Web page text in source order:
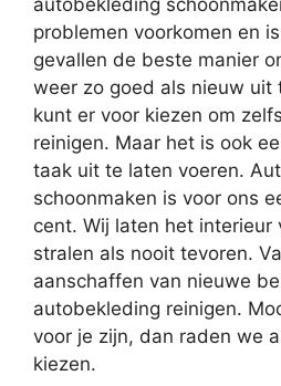
autobekleding
problemen voorkomen en
gevallen de beste manier
weer zo goed als nieuw uit
kunt er voor kiezen om
reinigen. Maar het is ook
taak uit te laten voeren.
schoonmaken is voor ons
cent. Wij laten het interieur
stralen als nooit tevoren.
aanschaffen van nieuwe
autobekleding reinigen.
voor je zijn, dan raden we
kiezen.